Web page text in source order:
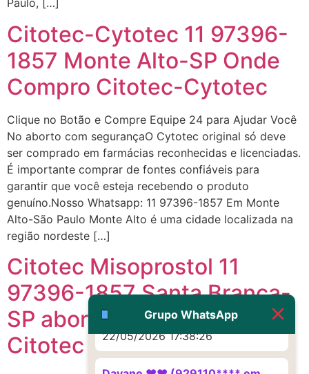
Paulo, […]
Citotec-Cytotec 11 97396-
1857 Monte Alto-SP Onde
Compro Citotec-Cytotec
Clique no Botão e Compre Equipe 24 para Ajudar Você
No aborto com segurançaO Cytotec original só deve
ser comprado em farmácias reconhecidas e licenciadas.
É importante comprar de fontes confiáveis para
garantir que você esteja recebendo o produto
genuíno.Nosso Whatsapp: 11 97396-1857 Em Monte
Alto-São Paulo Monte Alto é uma cidade localizada na
região nordeste […]
Citotec Misoprostol 11
97396-1857 Santa Branca-
SP aborto provocado
Citotec Misoprostol
Grupo WhatsApp
22/05/2026 17:19:15
(879121**** em
http://www.proaborto.com)
Eu acho, não sei
22/05/2026 17:19:16
(879121**** em
http://www.proaborto.com)
Deve ser um corrimento normal
mesmo
22/05/2026 17:19:47
G (1199866**** em
http://www.proaborto.com)
Muito obrigadaaaaa
22/05/2026 17:38:26